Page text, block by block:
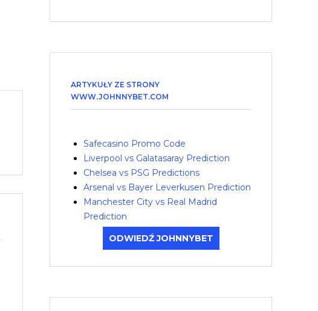
ARTYKUŁY ZE STRONY
WWW.JOHNNYBET.COM
Safecasino Promo Code
Liverpool vs Galatasaray Prediction
Chelsea vs PSG Predictions
Arsenal vs Bayer Leverkusen Prediction
Manchester City vs Real Madrid
Prediction
ODWIEDŹ JOHNNYBET